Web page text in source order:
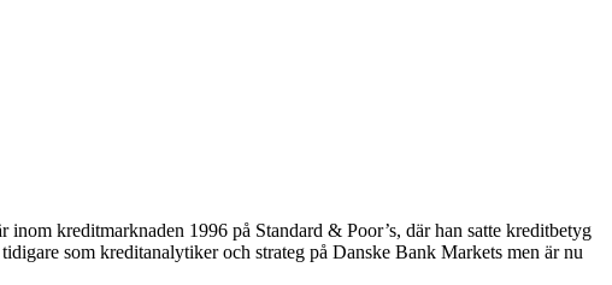
kreditmarknaden 1996 på Standard & Poor’s, där han satte kreditbetyg
som kreditanalytiker och strateg på Danske Bank Markets men är nu